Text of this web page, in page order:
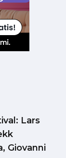
Lars
Giovanni